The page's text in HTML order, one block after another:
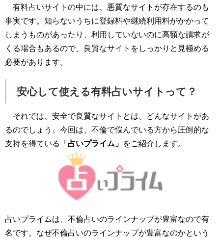
有料占いサイトの中には、悪質なサイトが存在するのも
事実です。知らないうちに登録料や継続利用料がかかって
しまうものがあったり、利用していないのに高額な請求が
くる場合もあるので、良質なサイトをしっかりと見極める
必要があります。
安心して使える有料占いサイトって？
それでは、安全で良質なサイトとは、どんなサイトがあ
るのでしょう。今回は、不倫で悩んでいる方から圧倒的な
支持を得ている「 占いプライム」 をご紹介します。
占いプライムは、不倫占いのラインナップが豊富なので有
名です。なぜ不倫占いのラインナップが豊富なのかという